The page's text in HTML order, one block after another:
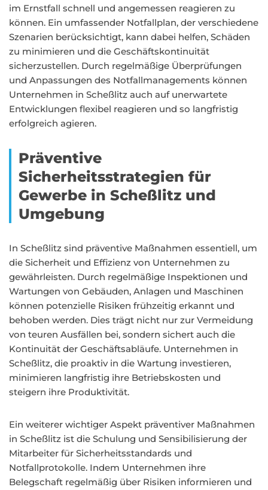
im Ernstfall schnell und angemessen reagieren zu
können. Ein umfassender Notfallplan, der verschiedene
Szenarien berücksichtigt, kann dabei helfen, Schäden
zu minimieren und die Geschäftskontinuität
sicherzustellen. Durch regelmäßige Überprüfungen
und Anpassungen des Notfallmanagements können
Unternehmen in Scheßlitz auch auf unerwartete
Entwicklungen flexibel reagieren und so langfristig
erfolgreich agieren.
Präventive
Sicherheitsstrategien für
Gewerbe in Scheßlitz und
Umgebung
In Scheßlitz sind präventive Maßnahmen essentiell, um
die Sicherheit und Effizienz von Unternehmen zu
gewährleisten. Durch regelmäßige Inspektionen und
Wartungen von Gebäuden, Anlagen und Maschinen
können potenzielle Risiken frühzeitig erkannt und
behoben werden. Dies trägt nicht nur zur Vermeidung
von teuren Ausfällen bei, sondern sichert auch die
Kontinuität der Geschäftsabläufe. Unternehmen in
Scheßlitz, die proaktiv in die Wartung investieren,
minimieren langfristig ihre Betriebskosten und
steigern ihre Produktivität.
Ein weiterer wichtiger Aspekt präventiver Maßnahmen
in Scheßlitz ist die Schulung und Sensibilisierung der
Mitarbeiter für Sicherheitsstandards und
Notfallprotokolle. Indem Unternehmen ihre
Belegschaft regelmäßig über Risiken informieren und